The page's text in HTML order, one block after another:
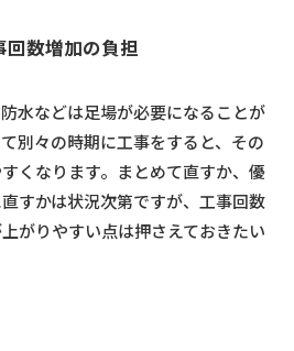
回数増加の負担
水などは足場が必要になることが
別々の時期に工事をすると、その
くなります。まとめて直すか、優
すかは状況次第ですが、工事回数
がりやすい点は押さえておきたい